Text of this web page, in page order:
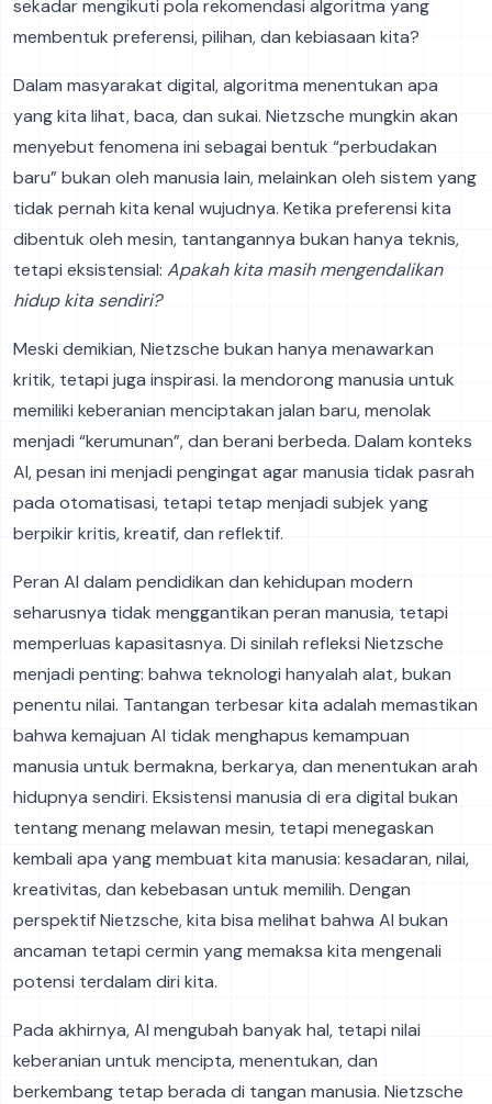
sekadar mengikuti pola rekomendasi algoritma yang
membentuk preferensi, pilihan, dan kebiasaan kita?
Dalam masyarakat digital, algoritma menentukan apa
yang kita lihat, baca, dan sukai. Nietzsche mungkin akan
menyebut fenomena ini sebagai bentuk “perbudakan
baru” bukan oleh manusia lain, melainkan oleh sistem yang
tidak pernah kita kenal wujudnya. Ketika preferensi kita
dibentuk oleh mesin, tantangannya bukan hanya teknis,
tetapi eksistensial: Apakah kita masih mengendalikan
hidup kita sendiri?
Meski demikian, Nietzsche bukan hanya menawarkan
kritik, tetapi juga inspirasi. Ia mendorong manusia untuk
memiliki keberanian menciptakan jalan baru, menolak
menjadi “kerumunan”, dan berani berbeda. Dalam konteks
AI, pesan ini menjadi pengingat agar manusia tidak pasrah
pada otomatisasi, tetapi tetap menjadi subjek yang
berpikir kritis, kreatif, dan reflektif.
Peran AI dalam pendidikan dan kehidupan modern
seharusnya tidak menggantikan peran manusia, tetapi
memperluas kapasitasnya. Di sinilah refleksi Nietzsche
menjadi penting: bahwa teknologi hanyalah alat, bukan
penentu nilai. Tantangan terbesar kita adalah memastikan
bahwa kemajuan AI tidak menghapus kemampuan
manusia untuk bermakna, berkarya, dan menentukan arah
hidupnya sendiri. Eksistensi manusia di era digital bukan
tentang menang melawan mesin, tetapi menegaskan
kembali apa yang membuat kita manusia: kesadaran, nilai,
kreativitas, dan kebebasan untuk memilih. Dengan
perspektif Nietzsche, kita bisa melihat bahwa AI bukan
ancaman tetapi cermin yang memaksa kita mengenali
potensi terdalam diri kita.
Pada akhirnya, AI mengubah banyak hal, tetapi nilai
keberanian untuk mencipta, menentukan, dan
berkembang tetap berada di tangan manusia. Nietzsche